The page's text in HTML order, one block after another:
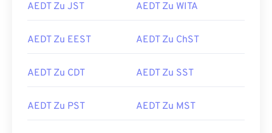
AEDT Zu JST AEDT Zu WITA
AEDT Zu EEST AEDT Zu ChST
AEDT Zu CDT AEDT Zu SST
AEDT Zu PST AEDT Zu MST